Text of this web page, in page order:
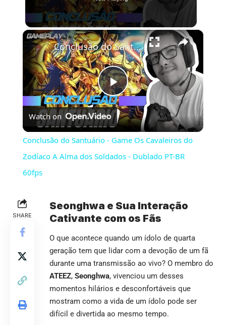
×
Play
Video
Conclusão do Santuário - Game Os Cavaleiros do Zodíaco A Alma dos Soldados - Dublado PT-BR 60fps
Watch on
Conclusão do Santuário - Game Os Cavaleiros do
Zodíaco A Alma dos Soldados - Dublado PT-BR
60fps
SHARE
Seonghwa e Sua Interação
Cativante com os Fãs
O que acontece quando um ídolo de quarta
geração tem que lidar com a devoção de um fã
durante uma transmissão ao vivo? O membro do
ATEEZ, Seonghwa, vivenciou um desses
momentos hilários e desconfortáveis que
mostram como a vida de um ídolo pode ser
difícil e divertida ao mesmo tempo.